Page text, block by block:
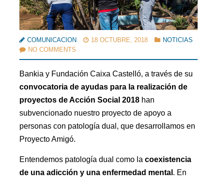
COMUNICACION 18 OCTUBRE, 2018
NOTICIAS
NO COMMENTS
Bankia y Fundación Caixa Castelló, a través de su
convocatoria de ayudas para la realización de
proyectos de Acción Social 2018 han
subvencionado nuestro proyecto de apoyo a
personas con patología dual, que desarrollamos en
Proyecto Amigó.
Entendemos patología dual como la coexistencia
de una adicción y una enfermedad mental . En